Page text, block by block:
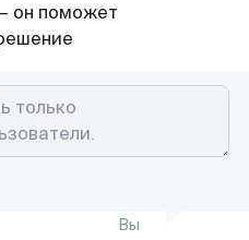
он поможет
Вы